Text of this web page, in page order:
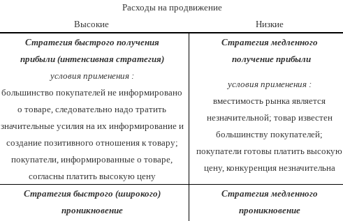
Расходы на продвижение
Высокие
Низкие
Стратегия быстрого получения
прибыли (интенсивная стратегия)
Стратегия медленного
получение прибыли
условия применения :
большинство покупателей не информировано
о товаре, следовательно надо тратить
значительные усилия на их информирование и
создание позитивного отношения к товару;
покупатели, информированные о товаре,
согласны платить высокую цену
условия применения :
вместимость рынка является
незначительной; товар известен
большинству покупателей;
покупатели готовы платить высокую
цену, конкуренция незначительна
Стратегия быстрого (широкого)
проникновение
Стратегия медленного
проникновение